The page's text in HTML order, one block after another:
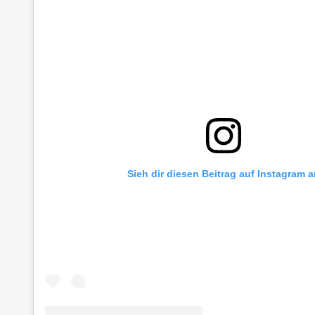
Sieh dir diesen Beitrag auf Instagram